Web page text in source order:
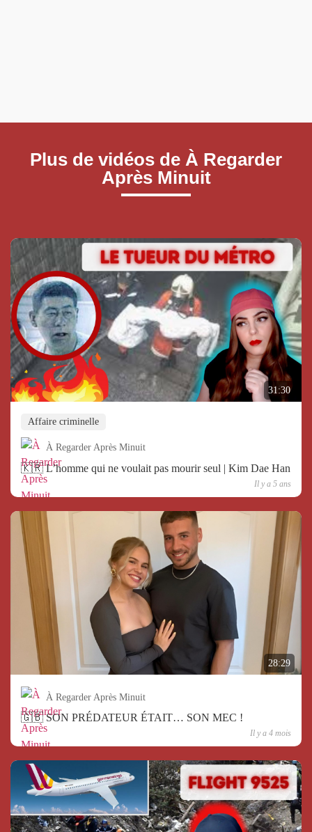
Plus de vidéos de À Regarder
Après Minuit
31:30
Affaire criminelle
À Regarder Après Minuit
🇰🇷 L’homme qui ne voulait pas mourir seul | Kim Dae Han
Il y a 5 ans
28:29
À Regarder Après Minuit
🇬🇧 SON PRÉDATEUR ÉTAIT… SON MEC !
Il y a 4 mois